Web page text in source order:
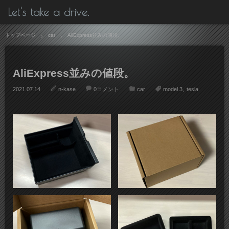
Let's take a drive.
トップページ car AliExpress並みの値段。
AliExpress並みの値段。
2021.07.14 n-kase 0コメント car model 3 tesla